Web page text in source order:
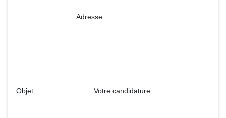
Adresse
Objet : Votre candidature